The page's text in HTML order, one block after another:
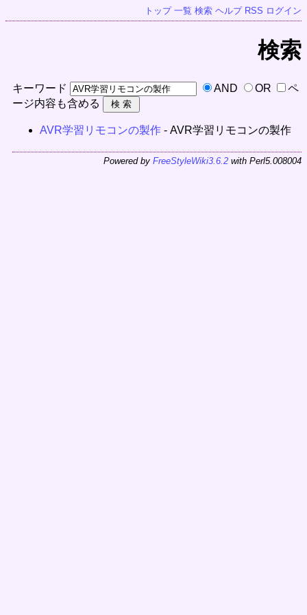
トップ 一覧 検索 ヘルプ RSS ログイン
検索
キーワード AND OR
ペ
ージ内容も含める
AVR学習リモコンの製作 - AVR学習リモコンの製作
Powered by FreeStyleWiki3.6.2 with Perl5.008004